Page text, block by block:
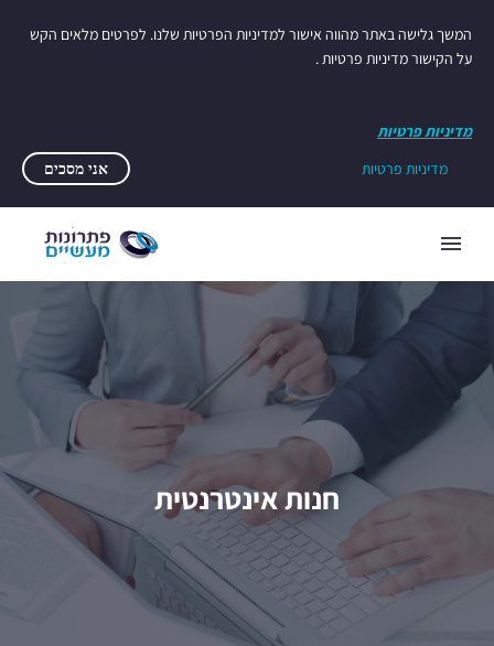
חנות אינטרנטית
המשך גלישה באתר מהווה אישור למדיניות הפרטיות שלנו. לפרטים מלאים הקש
על הקישור מדיניות פרטיות .
מדיניות פרטיות
מדיניות פרטיות
אני מסכים